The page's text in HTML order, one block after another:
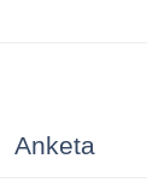
Anketa